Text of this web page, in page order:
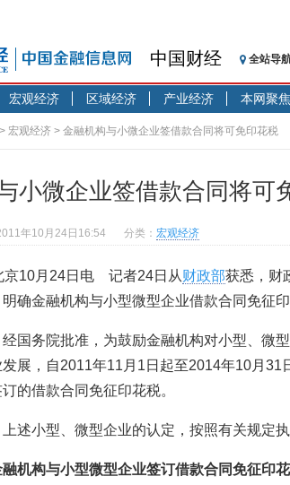
中国财经 全站导
宏观经济 区域经济 产业经济 本网聚焦
> 宏观经济 > 金融机构与小微企业签借款合同将可免印花税
小微企业签借款合同将可
年10月24日16:54 分类： 宏观经济
京10月24日电 记者24日从财政部获悉，财
确金融机构与小型微型企业借款合同免征印
国务院批准，为鼓励金融机构对小型、微
展，自2011年11月1日起至2014年10月31
的借款合同免征印花税。
述小型、微型企业的认定，按照有关规定执
融机构与小型微型企业签订借款合同免征印